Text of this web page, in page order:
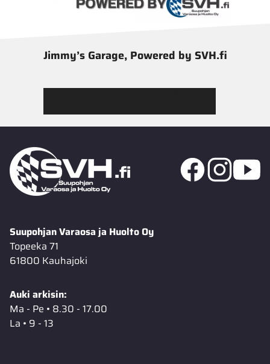
Jimmy’s Garage, Powered by SVH.fi
Suupohjan Varaosa ja Huolto Oy
Topeeka 71
61800 Kauhajoki
Auki arkisin:
Ma - Pe • 8.30 - 17.00
La • 9 - 13